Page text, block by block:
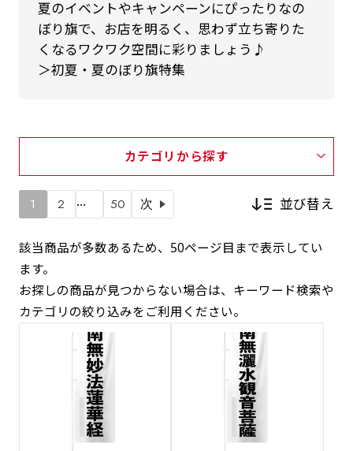
夏のイベントやキャンペーンにぴったりなの
ぼり旗で、お店を明るく、思わず立ち寄りた
くなるワクワク空間に彩りましょう♪
＞初夏・夏のぼり旗特集
カテゴリから探す
1 2 … 50 次 並び替え
新着順
価格が安い順
価格が高い順
該当商品が多数あるため、50ページ目まで表示してい
ます。
お探しの商品が見つからない場合は、キーワード検索や
カテゴリの絞り込みをご利用ください。